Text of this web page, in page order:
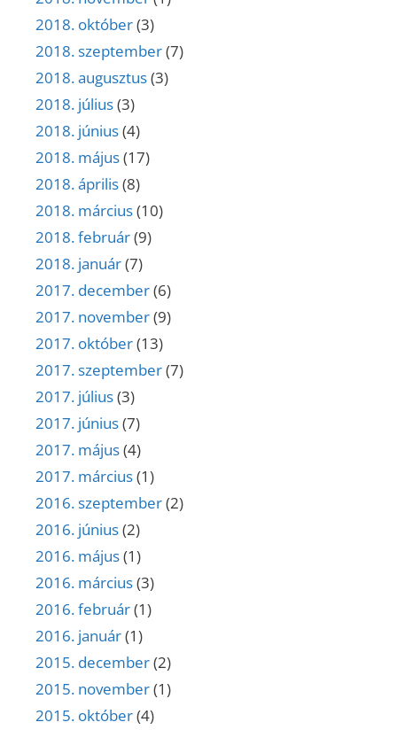
2018. október(3)
2018. szeptember(7)
2018. augusztus(3)
2018. július(3)
2018. június(4)
2018. május(17)
2018. április(8)
2018. március(10)
2018. február(9)
2018. január(7)
2017. december(6)
2017. november(9)
2017. október(13)
2017. szeptember(7)
2017. július(3)
2017. június(7)
2017. május(4)
2017. március(1)
2016. szeptember(2)
2016. június(2)
2016. május(1)
2016. március(3)
2016. február(1)
2016. január(1)
2015. december(2)
2015. november(1)
2015. október(4)